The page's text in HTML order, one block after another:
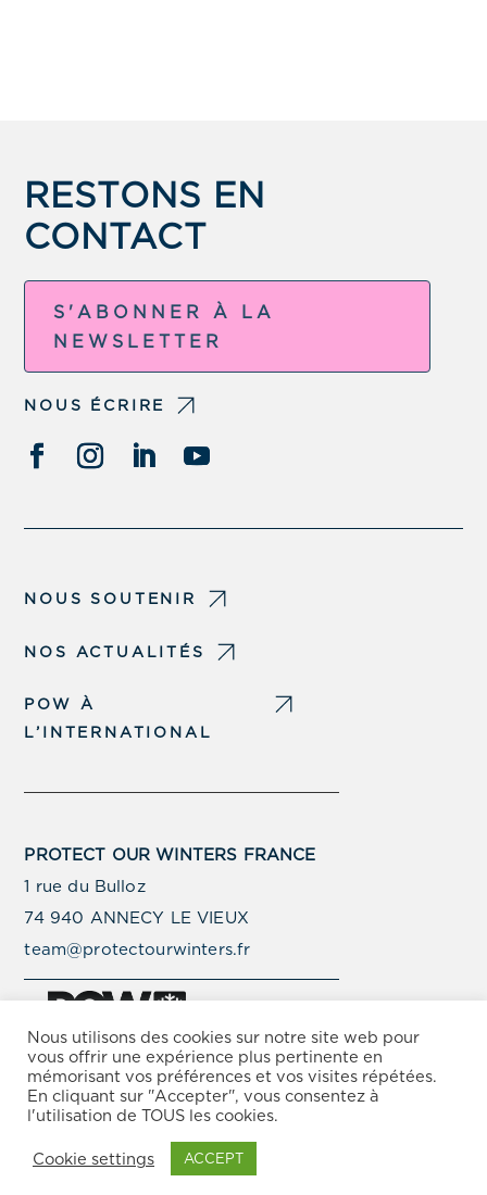
RESTONS EN
CONTACT
S'ABONNER À LA
NEWSLETTER
NOUS ÉCRIRE
NOUS SOUTENIR
NOS ACTUALITÉS
POW À
L’INTERNATIONAL
PROTECT OUR WINTERS FRANCE
1 rue du Bulloz
74 940 ANNECY LE VIEUX
team@protectourwinters.fr
© Copyright Protect Our Winters 2025 –Politique de
Protection de la Vie Privée–Conditions d’Utilisation
Nous utilisons des cookies sur notre site web pour
vous offrir une expérience plus pertinente en
mémorisant vos préférences et vos visites répétées.
En cliquant sur "Accepter", vous consentez à
l'utilisation de TOUS les cookies.
Cookie settings ACCEPT